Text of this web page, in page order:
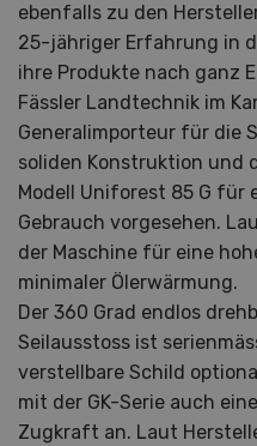
ebenfalls zu den
25-jähriger Erfahrung in
ihre Produkte nach ganz
Fässler Landtechnik im
Generalimporteur für die
soliden Konstruktion und
Modell Uniforest 85 G für
Gebrauch vorgesehen.
der Maschine für eine
minimaler Ölerwärmung.
Der 360 Grad endlos
Seilausstoss ist
verstellbare Schild
mit der GK-Serie auch
Zugkraft an. Laut